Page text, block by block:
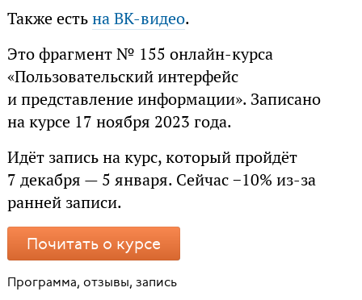
Также естьна ВК-видео.
Это фрагмент № 155 онлайн-курса
«Пользовательский интерфейс
и представление информации». Записано
на курсе 17 ноября 2023 года.
Идёт запись на курс, который пройдёт
7 декабря — 5 января. Сейчас −10% из-за
ранней записи.
Почитать о курсе
Программа, отзывы, запись